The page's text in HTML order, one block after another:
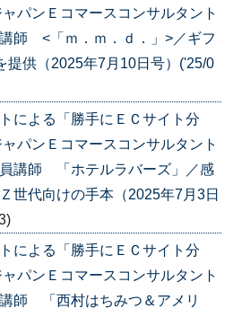
パンＥコマースコンサルタント
師 <「ｍ．ｍ．ｄ．」>／ギフ
提供（2025年7月10日号）('25/0
による「勝手にＥＣサイト分
パンＥコマースコンサルタント
講師 「ホテルラバーズ」／感
世代向けの手本（2025年7月3日
による「勝手にＥＣサイト分
パンＥコマースコンサルタント
師 「西村はちみつ＆アメリ